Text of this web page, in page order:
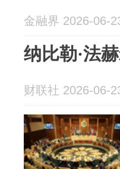
金融界 2026-06-
纳比勒·法
财联社 2026-06-